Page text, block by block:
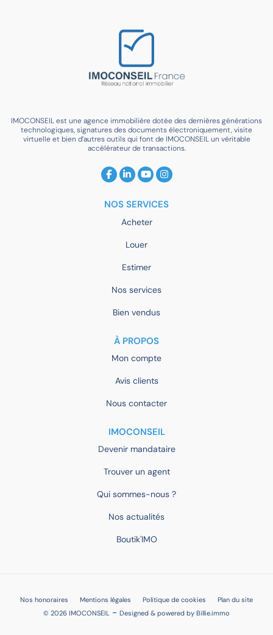
IMOCONSEIL est une agence immobilière dotée des dernières générations
technologiques, signatures des documents électroniquement, visite
virtuelle et bien d’autres outils qui font de IMOCONSEIL un véritable
accélérateur de transactions.
NOS SERVICES
Acheter
Louer
Estimer
Nos services
Bien vendus
À PROPOS
Mon compte
Avis clients
Nous contacter
IMOCONSEIL
Devenir mandataire
Trouver un agent
Qui sommes-nous ?
Nos actualités
Boutik'IMO
Nos honoraires Mentions légales Politique de cookies
Plan du site
© 2026 IMOCONSEIL - Designed & powered by Billie.immo